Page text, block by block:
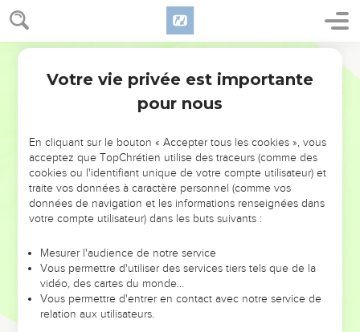
NE MANQUEZ PAS L’ÉVÉNEMENT
DE L’ANNÉE !
ET SI LEURS ERREURS POUVAIENT VOUS ÉVITER LES
VOTRES ?
leur foi ou leur vision. Mais on voit moins les doutes, les erreurs
et les saisons difficiles qu'ils ont traversés, alors même que ce
sont elles qui les ont façonnés.
Dans cette conférence, leaders, entrepreneurs, et responsables
Votre vie privée est importante
pour nous
En cliquant sur le bouton « Accepter tous les cookies », vous
acceptez que TopChrétien utilise des traceurs (comme des
cookies ou l'identifiant unique de votre compte utilisateur) et
traite vos données à caractère personnel (comme vos
données de navigation et les informations renseignées dans
votre compte utilisateur) dans les buts suivants :
Mesurer l'audience de notre service
Vous permettre d'utiliser des services tiers tels que de la
vidéo, des cartes du monde…
Vous permettre d'entrer en contact avec notre service de
relation aux utilisateurs.